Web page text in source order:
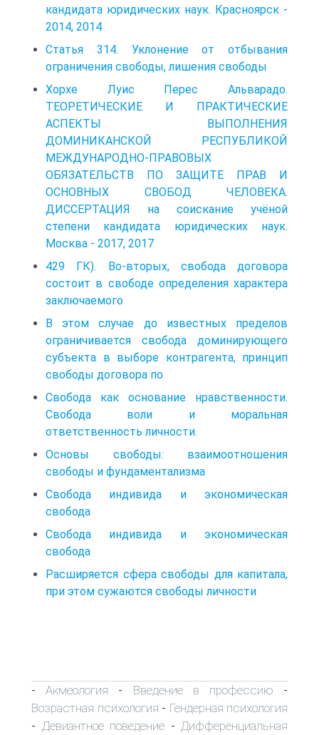
кандидата юридических наук. Красноярск -
2014, 2014
Статья 314. Уклонение от отбывания
ограничения свободы, лишения свободы
Хорхе Луис Перес Альварадо.
ТЕОРЕТИЧЕСКИЕ И ПРАКТИЧЕСКИЕ
АСПЕКТЫ ВЫПОЛНЕНИЯ
ДОМИНИКАНСКОЙ РЕСПУБЛИКОЙ
МЕЖДУНАРОДНО-ПРАВОВЫХ
ОБЯЗАТЕЛЬСТВ ПО ЗАЩИТЕ ПРАВ И
ОСНОВНЫХ СВОБОД ЧЕЛОВЕКА.
ДИССЕРТАЦИЯ на соискание учёной
степени кандидата юридических наук.
Москва - 2017, 2017
429 ГК). Во-вторых, свобода договора
состоит в свободе определения характера
заключаемого
В этом случае до известных пределов
ограничивается свобода доминирующего
субъекта в выборе контрагента, принцип
свободы договора по
Свобода как основание нравственности.
Свобода воли и моральная
ответственность личности.
Основы свободы: взаимоотношения
свободы и фундаментализма
Свобода индивида и экономическая
свобода
Свобода индивида и экономическая
свобода
Расширяется сфера свободы для капитала,
при этом сужаются свободы личности
-Акмеология - Введение в профессию -
Возрастная психология - Гендерная психология
- Девиантное поведение - Дифференциальная